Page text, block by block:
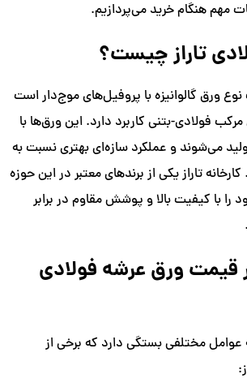
مهم هنگام خرید می‌پردازیم.
تاراز چیست؟
ورق گالوانیزه با پروفیل‌های موج‌دار است
فولادی-بتنی کاربرد دارد. این ورق‌ها با
می‌شوند و عملکرد سازه‌ای بهتری نسبت به
تاراز یکی از برندهای معتبر در این حوزه
با کیفیت بالا و پوشش مقاوم در برابر
قیمت ورق عرشه فولادی
مختلفی بستگی دارد که برخی از